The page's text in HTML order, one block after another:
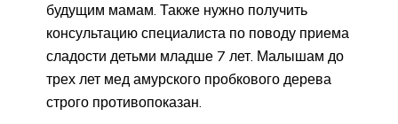
будущим мамам. Также нужно получить
консультацию специалиста по поводу приема
сладости детьми младше 7 лет. Малышам до
трех лет мед амурского пробкового дерева
строго противопоказан.